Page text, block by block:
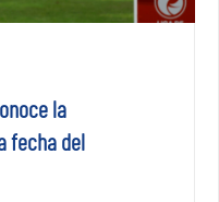
la
fecha del